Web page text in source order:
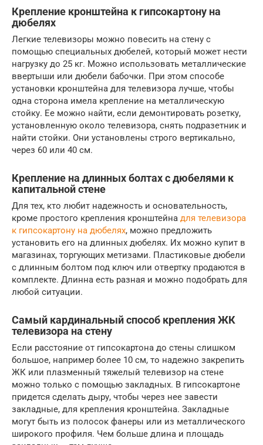
Крепление кронштейна к гипсокартону на
дюбелях
Легкие телевизоры можно повесить на стену с
помощью специальных дюбелей, который может нести
нагрузку до 25 кг. Можно использовать металлические
ввертыши или дюбели бабочки. При этом способе
установки кронштейна для телевизора лучше, чтобы
одна сторона имела крепление на металлическую
стойку. Ее можно найти, если демонтировать розетку,
установленную около телевизора, снять подразетник и
найти стойки. Они установлены строго вертикально,
через 60 или 40 см.
Крепление на длинных болтах с дюбелями к
капитальной стене
Для тех, кто любит надежность и основательность,
кроме простого крепления кронштейна для телевизора
к гипсокартону на дюбелях, можно предложить
установить его на длинных дюбелях. Их можно купит в
магазинах, торгующих метизами. Пластиковые дюбели
с длинным болтом под ключ или отвертку продаются в
комплекте. Длинна есть разная и можно подобрать для
любой ситуации.
Самый кардинальный способ крепления ЖК
телевизора на стену
Если расстояние от гипсокартона до стены слишком
большое, например более 10 см, то надежно закрепить
ЖК или плазменный тяжелый телевизор на стене
можно только с помощью закладных. В гипсокартоне
придется сделать дыру, чтобы через нее завести
закладные, для крепления кронштейна. Закладные
могут быть из полосок фанеры или из металлического
широкого профиля. Чем больше длина и площадь